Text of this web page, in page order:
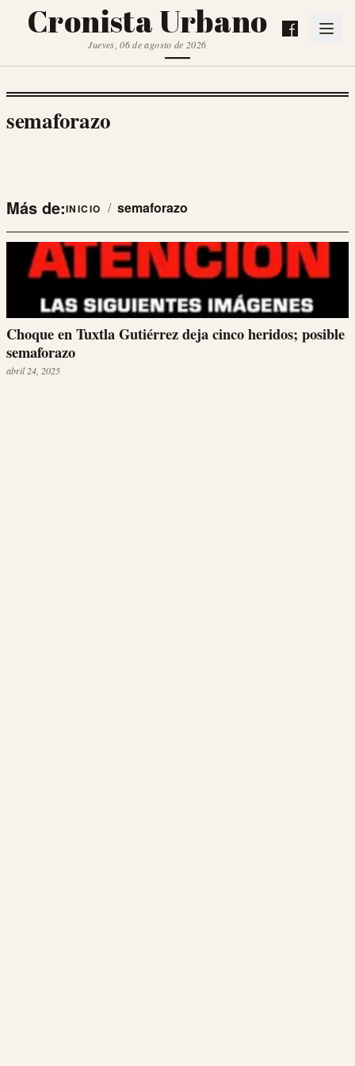
Cronista Urbano
Jueves, 06 de agosto de 2026
semaforazo
Más de:INICIO / semaforazo
Choque en Tuxtla Gutiérrez deja cinco heridos; posible
semaforazo
abril 24, 2025